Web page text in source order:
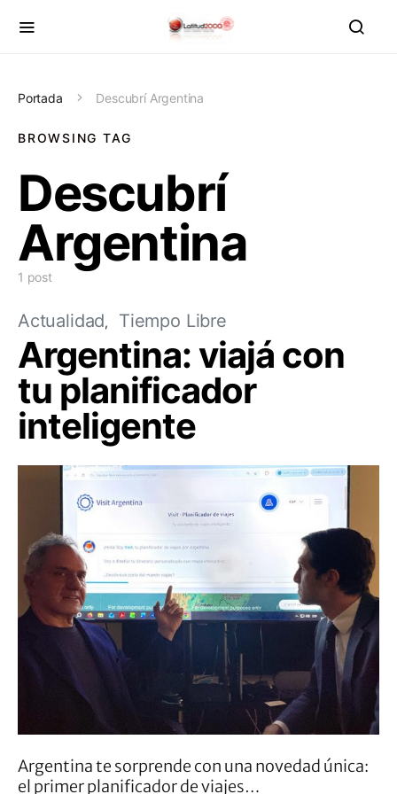
Portada Descubrí Argentina
BROWSING TAG
Descubrí
Argentina
1 post
Actualidad Tiempo Libre
Argentina: viajá con
tu planificador
inteligente
Argentina te sorprende con una novedad única:
el primer planificador de viajes…